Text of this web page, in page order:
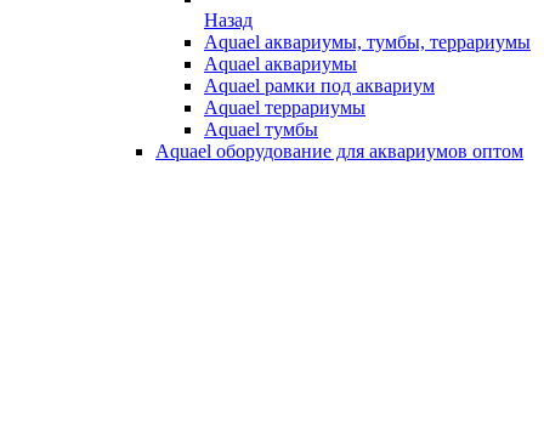
Назад
Aquael аквариумы, тумбы, террариумы
Aquael аквариумы
Aquael рамки под аквариум
Aquael террариумы
Aquael тумбы
Aquael оборудование для аквариумов оптом